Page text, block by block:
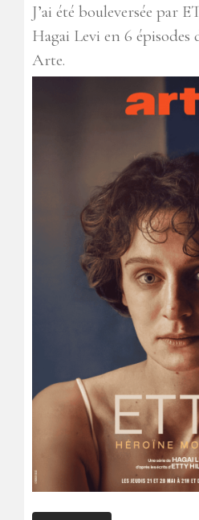
J’ai été bouleversée par
Hagai Levi en 6 épisodes
Arte.